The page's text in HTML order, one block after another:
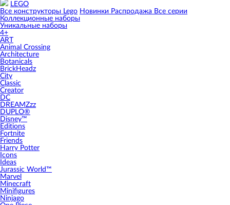
LEGO
Все конструкторы Lego Новинки Распродажа Все серии
Коллекционные наборы
Уникальные наборы
4+
ART
Animal Crossing
Architecture
Botanicals
BrickHeadz
City
Classic
Creator
DC
DREAMZzz
DUPLO®
Disney™
Editions
Fortnite
Friends
Harry Potter
Icons
Ideas
Jurassic World™
Marvel
Minecraft
Minifigures
Ninjago